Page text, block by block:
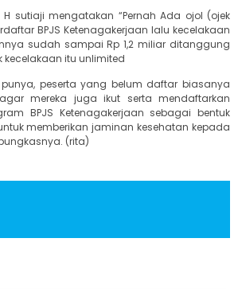
sutiaji mengatakan “Pernah Ada ojol (ojek
BPJS Ketenagakerjaan lalu kecelakaan
sudah sampai Rp 1,2 miliar ditanggung
itu unlimited
peserta yang belum daftar biasanya
mereka juga ikut serta mendaftarkan
BPJS Ketenagakerjaan sebagai bentuk
memberikan jaminan kesehatan kepada
(rita)